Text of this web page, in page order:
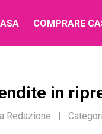
COMPRARE
in
Redazione |